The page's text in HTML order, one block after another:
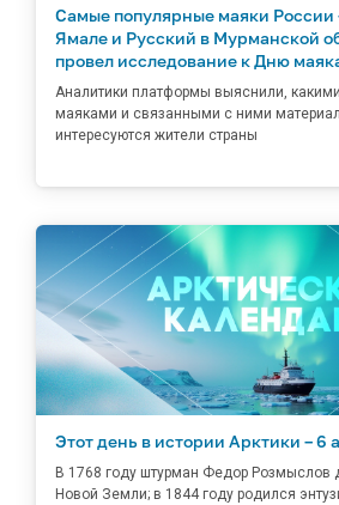
Самые популярные маяки России
Ямале и Русский в Мурманской
провел исследование к Дню
Аналитики платформы выяснили,
маяками и связанными с ними
интересуются жители страны
Этот день в истории Арктики – 6
В 1768 году штурман Федор Розмыслов
Новой Земли; в 1844 году родился